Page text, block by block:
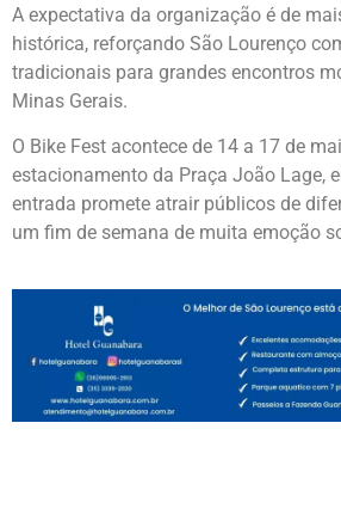
A expectativa da organização é de
histórica, reforçando São Lourenço
tradicionais para grandes encontros
Minas Gerais.
O Bike Fest acontece de 14 a 17 de
estacionamento da Praça João Lage,
entrada promete atrair públicos de
um fim de semana de muita emoção